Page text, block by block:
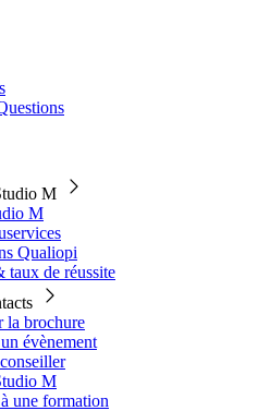
M
M
Qualiopi
taux de réussite
la brochure
évènement
M
une formation